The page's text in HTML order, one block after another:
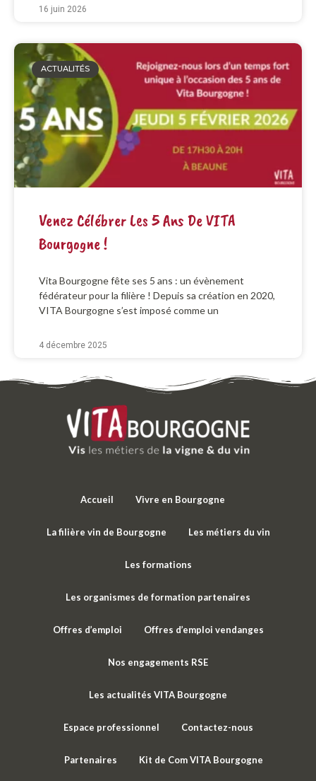
16 juin 2026
ACTUALITÉS
Venez Célébrer Les 5 Ans De VITA
Bourgogne !
Vita Bourgogne fête ses 5 ans : un évènement
fédérateur pour la filière ! Depuis sa création en 2020,
VITA Bourgogne s’est imposé comme un
4 décembre 2025
Accueil Vivre en Bourgogne
La filière vin de Bourgogne Les métiers du vin
Les formations
Les organismes de formation partenaires
Offres d’emploi Offres d’emploi vendanges
Nos engagements RSE
Les actualités VITA Bourgogne
Espace professionnel Contactez-nous
Partenaires Kit de Com VITA Bourgogne